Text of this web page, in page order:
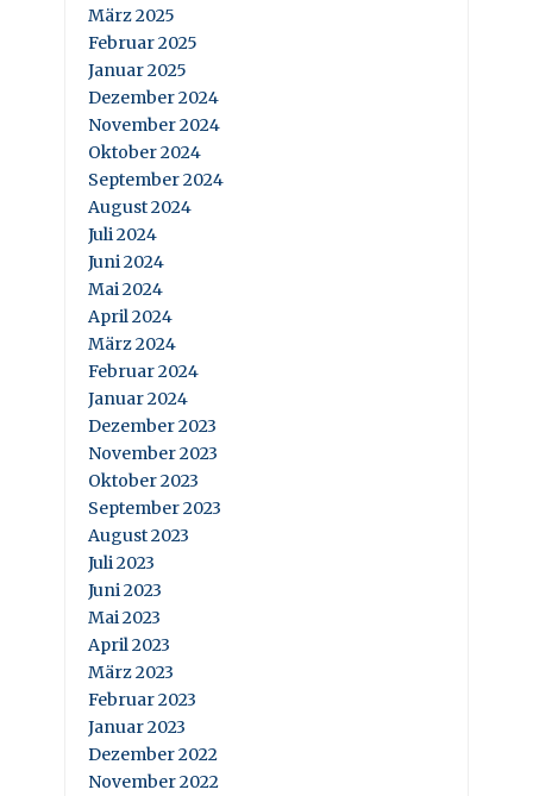
März 2025
Februar 2025
Januar 2025
Dezember 2024
November 2024
Oktober 2024
September 2024
August 2024
Juli 2024
Juni 2024
Mai 2024
April 2024
März 2024
Februar 2024
Januar 2024
Dezember 2023
November 2023
Oktober 2023
September 2023
August 2023
Juli 2023
Juni 2023
Mai 2023
April 2023
März 2023
Februar 2023
Januar 2023
Dezember 2022
November 2022